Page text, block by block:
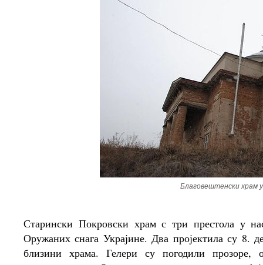
Благовештенски храм
Старински Покровски храм с три престола у
Оружаних снага Украјине. Два пројектила су 8.
близини храма. Гелери су погодили